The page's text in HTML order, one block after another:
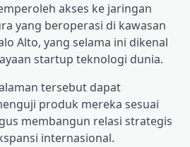
akses ke jaringan
yang beroperasi di kawasan
Alto, yang selama ini dikenal
startup teknologi dunia.
tersebut dapat
produk mereka sesuai
membangun relasi strategis
internasional.